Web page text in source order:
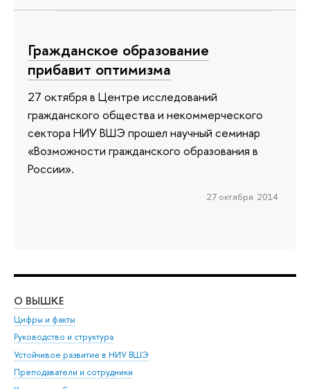
Гражданское образование
прибавит оптимизма
27 октября в Центре исследований
гражданского общества и некоммерческого
сектора НИУ ВШЭ прошел научный семинар
«Возможности гражданского образования в
России».
27 октября 2014
О ВЫШКЕ
Цифры и факты
Руководство и структура
Устойчивое развитие в НИУ ВШЭ
Преподаватели и сотрудники